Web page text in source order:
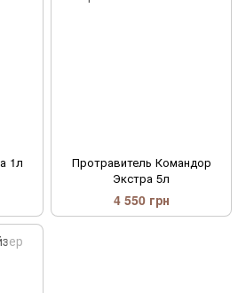
1л
Протравитель Командор
Экстра 5л
4 550 грн